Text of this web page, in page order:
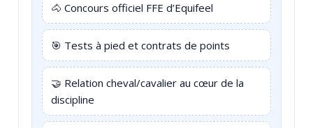
🐴 Concours officiel FFE d’Equifeel
🎯 Tests à pied et contrats de points
🤝 Relation cheval/cavalier au cœur de la
discipline